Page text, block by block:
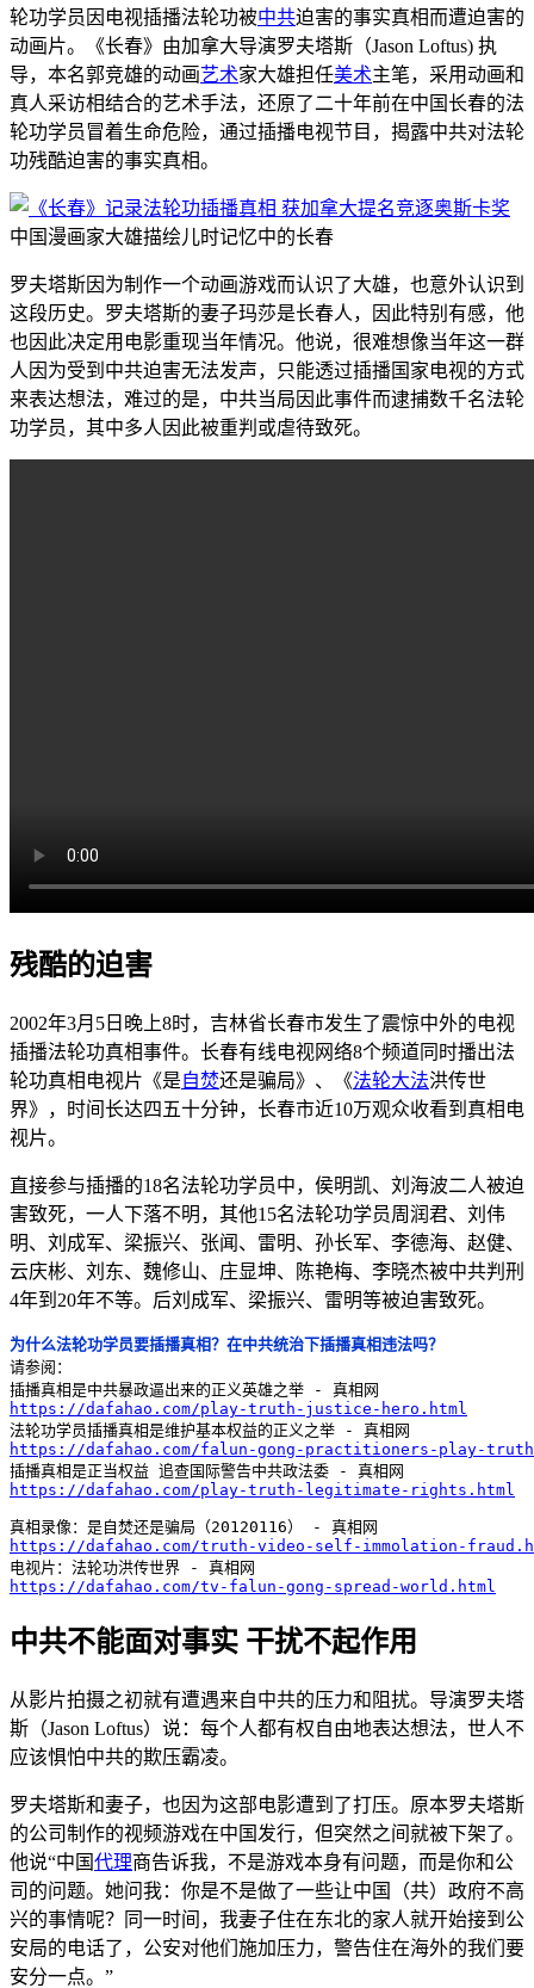
轮功学员因电视插播法轮功被中共迫害的事实真相而遭迫害的
动画片。《长春》由加拿大导演罗夫塔斯（Jason Loftus) 执
导，本名郭竞雄的动画艺术家大雄担任美术主笔，采用动画和
真人采访相结合的艺术手法，还原了二十年前在中国长春的法
轮功学员冒着生命危险，通过插播电视节目，揭露中共对法轮
功残酷迫害的事实真相。
中国漫画家大雄描绘儿时记忆中的长春
罗夫塔斯因为制作一个动画游戏而认识了大雄，也意外认识到
这段历史。罗夫塔斯的妻子玛莎是长春人，因此特别有感，他
也因此决定用电影重现当年情况。他说，很难想像当年这一群
人因为受到中共迫害无法发声，只能透过插播国家电视的方式
来表达想法，难过的是，中共当局因此事件而逮捕数千名法轮
功学员，其中多人因此被重判或虐待致死。
残酷的迫害
2002年3月5日晚上8时，吉林省长春市发生了震惊中外的电视
插播法轮功真相事件。长春有线电视网络8个频道同时播出法
轮功真相电视片《是自焚还是骗局》、《法轮大法洪传世
界》，时间长达四五十分钟，长春市近10万观众收看到真相电
视片。
直接参与插播的18名法轮功学员中，侯明凯、刘海波二人被迫
害致死，一人下落不明，其他15名法轮功学员周润君、刘伟
明、刘成军、梁振兴、张闻、雷明、孙长军、李德海、赵健、
云庆彬、刘东、魏修山、庄显坤、陈艳梅、李晓杰被中共判刑
4年到20年不等。后刘成军、梁振兴、雷明等被迫害致死。
为什么法轮功学员要插播真相？在中共统治下插播真相违法吗？
请参阅：
https://dafahao.com/play-truth-justice-hero.html
https://dafahao.com/falun-gong-practitioners-play-
https://dafahao.com/play-truth-legitimate-rights.html
https://dafahao.com/truth-video-self-immolation-
https://dafahao.com/tv-falun-gong-spread-world.html
中共不能面对事实 干扰不起作用
从影片拍摄之初就有遭遇来自中共的压力和阻扰。导演罗夫塔
斯（Jason Loftus）说：每个人都有权自由地表达想法，世人不
应该惧怕中共的欺压霸凌。
罗夫塔斯和妻子，也因为这部电影遭到了打压。原本罗夫塔斯
的公司制作的视频游戏在中国发行，但突然之间就被下架了。
他说“中国代理商告诉我，不是游戏本身有问题，而是你和公
司的问题。她问我：你是不是做了一些让中国（共）政府不高
兴的事情呢？同一时间，我妻子住在东北的家人就开始接到公
安局的电话了，公安对他们施加压力，警告住在海外的我们要
安分一点。”